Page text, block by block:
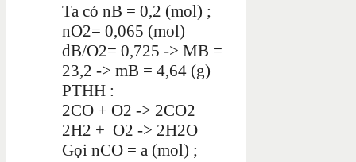
Ta có nB = 0,2 (mol) ;
nO2= 0,065 (mol)
dB/O2= 0,725 -> MB =
23,2 -> mB = 4,64 (g)
PTHH :
2CO + O2 -> 2CO2
2H2 + O2 -> 2H2O
Gọi nCO = a (mol) ;